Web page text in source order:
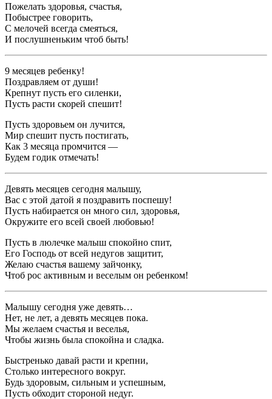
Пожелать здоровья, счастья,
Побыстрее говорить,
С мелочей всегда смеяться,
И послушненьким чтоб быть!
9 месяцев ребенку!
Поздравляем от души!
Крепнут пусть его силенки,
Пусть расти скорей спешит!
Пусть здоровьем он лучится,
Мир спешит пусть постигать,
Как 3 месяца промчится —
Будем годик отмечать!
Девять месяцев сегодня малышу,
Вас с этой датой я поздравить поспешу!
Пусть набирается он много сил, здоровья,
Окружите его всей своей любовью!
Пусть в люлечке малыш спокойно спит,
Его Господь от всей недугов защитит,
Желаю счастья вашему зайчонку,
Чтоб рос активным и веселым он ребенком!
Малышу сегодня уже девять…
Нет, не лет, а девять месяцев пока.
Мы желаем счастья и веселья,
Чтобы жизнь была спокойна и сладка.
Быстренько давай расти и крепни,
Столько интересного вокруг.
Будь здоровым, сильным и успешным,
Пусть обходит стороной недуг.